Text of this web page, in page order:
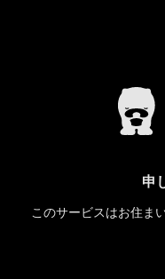
申
このサービスはお住ま